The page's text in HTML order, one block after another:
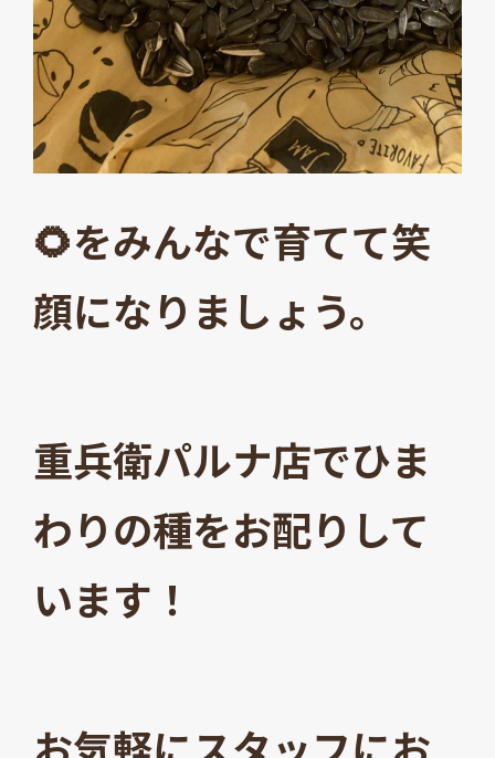
🌻をみんなで育てて笑
顔になりましょう。
重兵衛パルナ店でひま
わりの種をお配りして
います！